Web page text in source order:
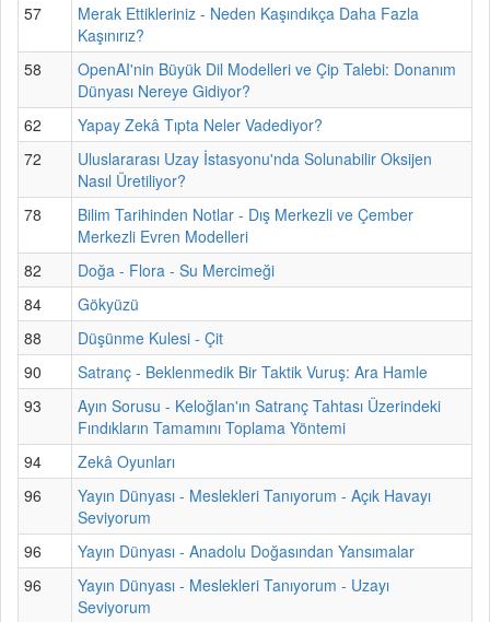
57
Merak Ettikleriniz - Neden Kaşındıkça Daha Fazla
Kaşınırız?
58
OpenAI'nin Büyük Dil Modelleri ve Çip Talebi: Donanım
Dünyası Nereye Gidiyor?
62
Yapay Zekâ Tıpta Neler Vadediyor?
72
Uluslararası Uzay İstasyonu'nda Solunabilir Oksijen
Nasıl Üretiliyor?
78
Bilim Tarihinden Notlar - Dış Merkezli ve Çember
Merkezli Evren Modelleri
82
Doğa - Flora - Su Mercimeği
84
Gökyüzü
88
Düşünme Kulesi - Çit
90
Satranç - Beklenmedik Bir Taktik Vuruş: Ara Hamle
93
Ayın Sorusu - Keloğlan'ın Satranç Tahtası Üzerindeki
Fındıkların Tamamını Toplama Yöntemi
94
Zekâ Oyunları
96
Yayın Dünyası - Meslekleri Tanıyorum - Açık Havayı
Seviyorum
96
Yayın Dünyası - Anadolu Doğasından Yansımalar
96
Yayın Dünyası - Meslekleri Tanıyorum - Uzayı
Seviyorum